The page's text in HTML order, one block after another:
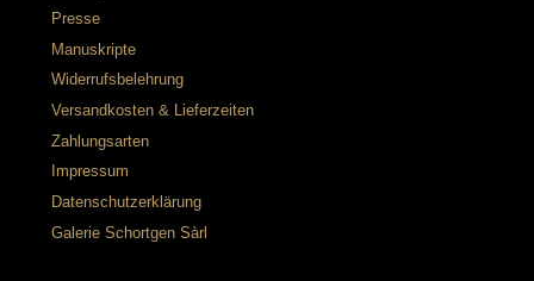
Presse
Manuskripte
Widerrufsbelehrung
Versandkosten & Lieferzeiten
Zahlungsarten
Impressum
Datenschutzerklärung
Galerie Schortgen Sàrl